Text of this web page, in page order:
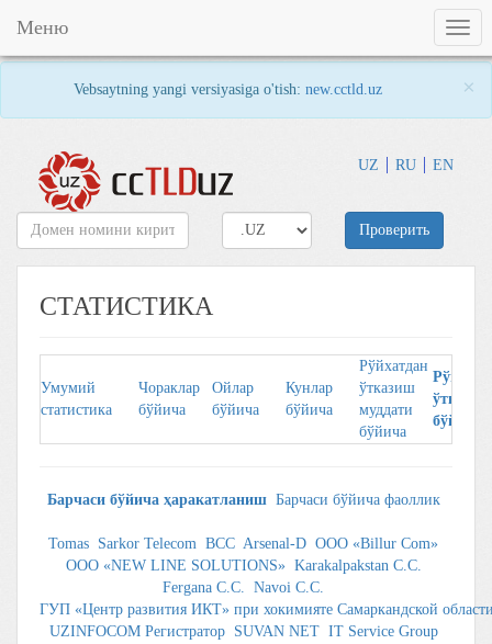
Vebsaytning yangi versiyasiga o'tish:new.cctld.uz ×
UZ RU EN
Меню
Проверить
СТАТИСТИКА
Умумий
стaтистикa
Чорaклaр
бўйичa
Ойлaр
бўйичa
Кунлaр
бўйичa
Рўйхатдан
ўтказиш
муддати
бўйича
бўйичa
Барчаси бўйича ҳаракатланиш Барчаси бўйича фаоллик
Tomas Sarkor Telecom BCC Arsenal-D ООО «Billur Com»
ООО «NEW LINE SOLUTIONS» Karakalpakstan C.C.
Fergana C.C.
Navoi C.C.
ГУП «Центр развития ИКТ» при хокимияте Самаркандской
UZINFOCOM Регистратор SUVAN NET IT Service Group